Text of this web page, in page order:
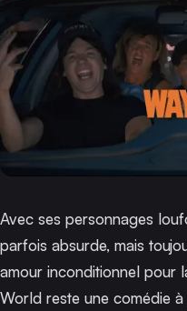
Avec ses personnages
parfois absurde, mais
amour inconditionnel pour
World reste une comédie